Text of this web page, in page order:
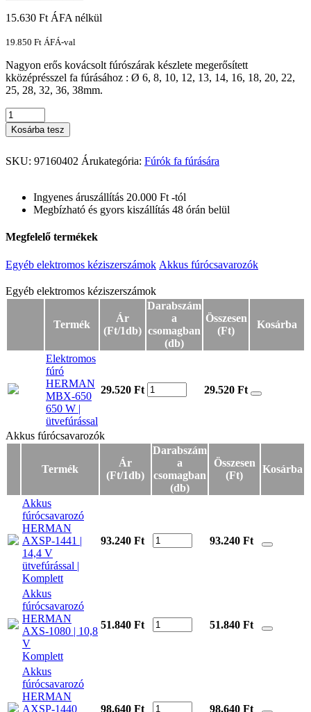
15.630 Ft ÁFA nélkül
19.850 Ft ÁFÁ-val
Nagyon erős kovácsolt fúrószárak készlete megerősített
kközéprésszel fa fúrásához : Ø 6, 8, 10, 12, 13, 14, 16, 18, 20, 22,
25, 28, 32, 36, 38mm.
Kosárba tesz
SKU: 97160402 Árukategória: Fúrók fa fúrására
Ingyenes áruszállítás 20.000 Ft -tól
Megbízható és gyors kiszállítás 48 órán belül
Megfelelő termékek
Egyéb elektromos kéziszerszámok Akkus fúrócsavarozók
Egyéb elektromos kéziszerszámok
Egyéb elektromos kéziszerszámok
Termék
Ár
(Ft/1db)
Darabszám
a
csomagban
(db)
Összesen
(Ft)
Kosárba
Elektromos
fúró
HERMAN
MBX-650
650 W |
ütvefúrással
29.520 Ft 29.520 Ft
Akkus fúrócsavarozók
Akkus fúrócsavarozók
Termék
Ár
(Ft/1db)
Darabszám
a
csomagban
(db)
Összesen
(Ft)
Kosárba
Akkus
fúrócsavarozó
HERMAN
AXSP-1441 |
14,4 V
ütvefúrással |
Komplett
93.240 Ft 93.240 Ft
Akkus
fúrócsavarozó
HERMAN
AXS-1080 | 10,8
V
Komplett
51.840 Ft 51.840 Ft
Akkus
fúrócsavarozó
HERMAN
AXSP-1440
98.640 Ft 98.640 Ft